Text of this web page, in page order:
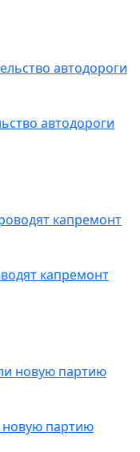
автодороги
капремонт
новую партию